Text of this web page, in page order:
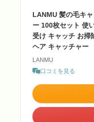
LANMU 髪の毛キ
ー 100枚セット 使
受け キャッチ お掃
ヘア キャッチャー
LANMU
口コミを見る